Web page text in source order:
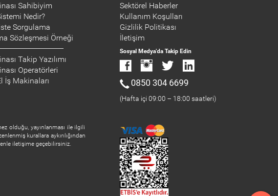
Sahibiyim
Nedir?
Sorgulama
Sözleşmesi Örneği
Takip Yazılımı
Operatörleri
İş Makinaları
Sektörel Haberler
Kullanım Koşulları
Gizlilik Politikası
İletişim
Sosyal Medya'da Takip Edin
0850 304 6699
(Hafta içi 09:00 – 18:00 saatleri)
olduğu, yayınlanması ile ilgili
kurallara aykırılığından
iletişime geçebilirsiniz.